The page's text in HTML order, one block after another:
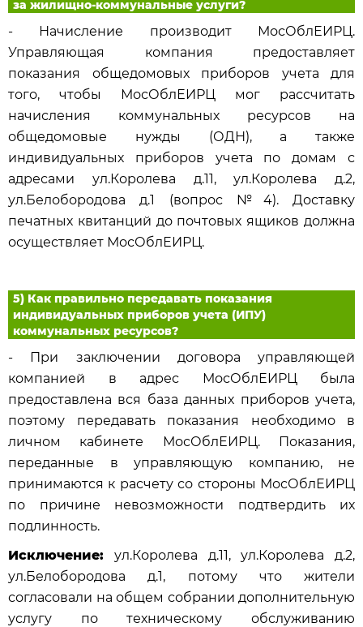
за жилищно-коммунальные услуги?
- Начисление производит МосОблЕИРЦ.
Управляющая компания предоставляет
показания общедомовых приборов учета для
того, чтобы МосОблЕИРЦ мог рассчитать
начисления коммунальных ресурсов на
общедомовые нужды (ОДН), а также
индивидуальных приборов учета по домам с
адресами ул.Королева д.11, ул.Королева д.2,
ул.Белобородова д.1 (вопрос №4). Доставку
печатных квитанций до почтовых ящиков должна
осуществляет МосОблЕИРЦ.
5) Как правильно передавать показания
индивидуальных приборов учета (ИПУ)
коммунальных ресурсов?
- При заключении договора управляющей
компанией в адрес МосОблЕИРЦ была
предоставлена вся база данных приборов учета,
поэтому передавать показания необходимо в
личном кабинете МосОблЕИРЦ. Показания,
переданные в управляющую компанию, не
принимаются к расчету со стороны МосОблЕИРЦ
по причине невозможности подтвердить их
подлинность.
Исключение: ул.Королева д.11, ул.Королева д.2,
ул.Белобородова д.1, потому что жители
согласовали на общем собрании дополнительную
услугу по техническому обслуживанию